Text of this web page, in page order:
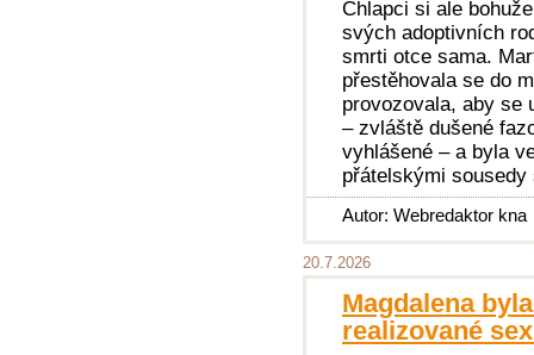
Chlapci si ale
svých adoptivních
smrti otce sama.
přestěhovala se do
provozovala, aby se
– zvláště dušené
vyhlášené – a byla
přátelskými
Autor: Webredaktor kna
20.7.2026
Magdalena
realizované